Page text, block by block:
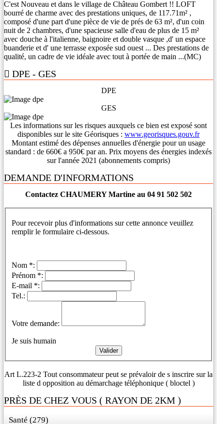
C'est Nouveau et dans le village de Château Gombert !! LOFT
bourré de charme avec des prestations uniques, de 117.71m² ,
composé d'une part d'une pièce de vie de prés de 63 m², d'un coin
nuit de 2 chambres, d'une spacieuse salle d'eau de plus de 15 m²
avec douche à l'italienne, baignoire et double vasque ,d' un espace
buanderie et d' une terrasse exposée sud ouest ... Des prestations de
qualité, un cadre de vie idéale avec tout à portée de main ...(MC)
DPE - GES
DPE
GES
Les informations sur les risques auxquels ce bien est exposé sont
disponibles sur le site Géorisques : www.georisques.gouv.fr
Montant estimé des dépenses annuelles d'énergie pour un usage
standard : de 660€ a 950€ par an. Prix moyens des énergies indexés
sur l'année 2021 (abonnements compris)
DEMANDE D'INFORMATIONS
Contactez CHAUMERY Martine au 04 91 502 502
Pour recevoir plus d'informations sur cette annonce veuillez
remplir le formulaire ci-dessous.
Nom *:
Prénom *:
E-mail *:
Tel.:
Votre demande:
Je suis humain
Art L.223-2 Tout consommateur peut se prévaloir de s inscrire sur la
liste d opposition au démarchage téléphonique ( bloctel )
PRÈS DE CHEZ VOUS ( RAYON DE 2KM )
Santé (279)